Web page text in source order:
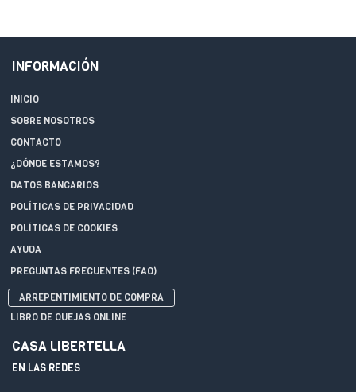
INFORMACIÓN
INICIO
SOBRE NOSOTROS
CONTACTO
¿DÓNDE ESTAMOS?
DATOS BANCARIOS
POLÍTICAS DE PRIVACIDAD
POLÍTICAS DE COOKIES
AYUDA
PREGUNTAS FRECUENTES (FAQ)
ARREPENTIMIENTO DE COMPRA
LIBRO DE QUEJAS ONLINE
CASA LIBERTELLA
EN LAS REDES